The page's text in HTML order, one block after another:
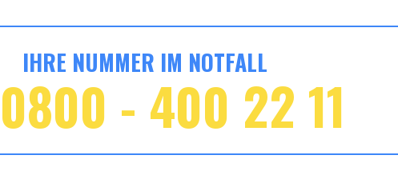
IHRE NUMMER IM NOTFALL
- 400 22 11